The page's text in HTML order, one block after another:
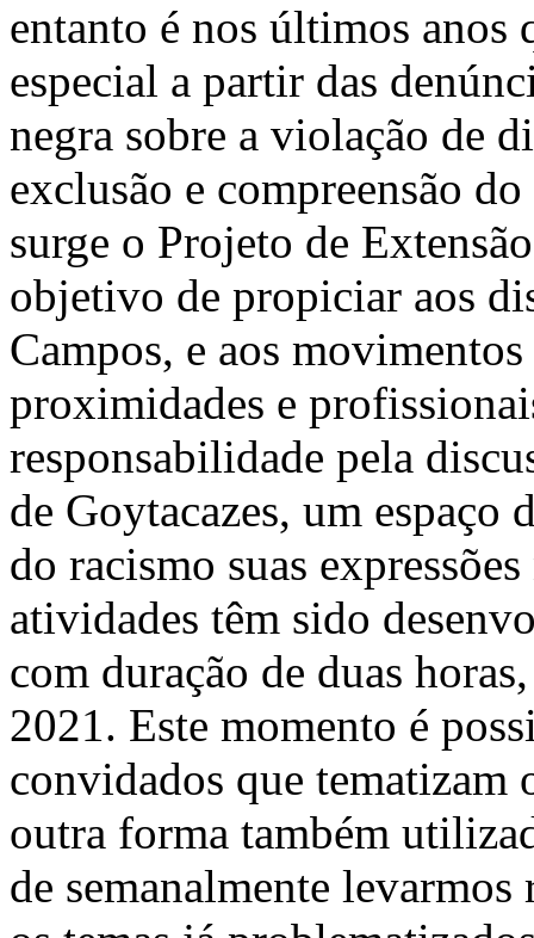
entanto é nos últimos anos
especial a partir das
negra sobre a violação de
exclusão e compreensão
surge o Projeto de
objetivo de propiciar aos
Campos, e aos
proximidades e
responsabilidade pela
de Goytacazes, um espaço
do racismo suas
atividades têm sido
com duração de duas
2021. Este momento é
convidados que tematizam
outra forma também
de semanalmente